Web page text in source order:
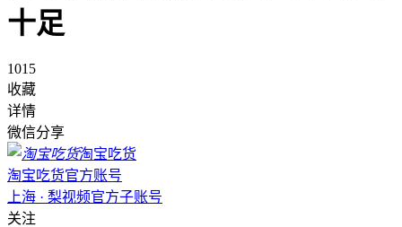
十足
1015
收藏
详情
微信分享
淘宝吃货
淘宝吃货官方账号
上海 · 梨视频官方子账号
关注